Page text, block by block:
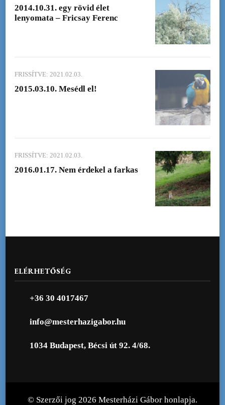
2014.10.31. egy rövid élet
lenyomata – Fricsay Ferenc
FRISSÍTVE: 2021.02.03.
2015.03.10. Mesédl el!
FRISSÍTVE: 2021.02.03.
2016.01.17. Nem érdekel a farkas
ELÉRHETŐSÉG
+36 30 4017467
info@mesterhazigabor.hu
1034 Budapest, Bécsi út 92. 4/68.
© Szerzői jog 2026 Mesterházi Gábor honlapja.